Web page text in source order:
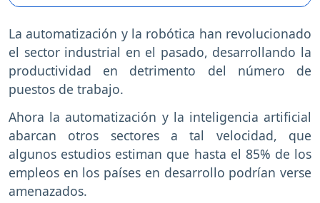
La automatización y la robótica han revolucionado
el sector industrial en el pasado, desarrollando la
productividad en detrimento del número de
puestos de trabajo.
Ahora la automatización y la inteligencia artificial
abarcan otros sectores a tal velocidad, que
algunos estudios estiman que hasta el 85% de los
empleos en los países en desarrollo podrían verse
amenazados.